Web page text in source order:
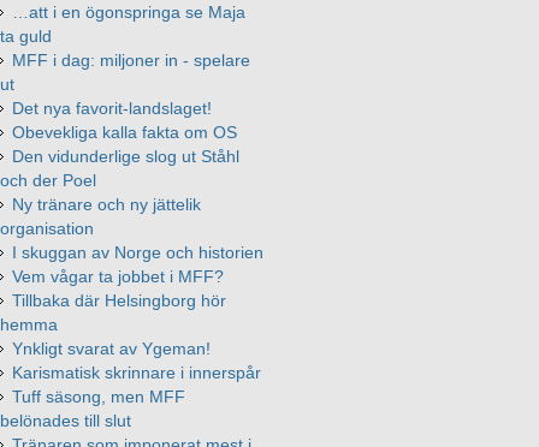
…att i en ögonspringa se Maja
ta guld
MFF i dag: miljoner in - spelare
ut
Det nya favorit-landslaget!
Obevekliga kalla fakta om OS
Den vidunderlige slog ut Ståhl
och der Poel
Ny tränare och ny jättelik
organisation
I skuggan av Norge och historien
Vem vågar ta jobbet i MFF?
Tillbaka där Helsingborg hör
hemma
Ynkligt svarat av Ygeman!
Karismatisk skrinnare i innerspår
Tuff säsong, men MFF
belönades till slut